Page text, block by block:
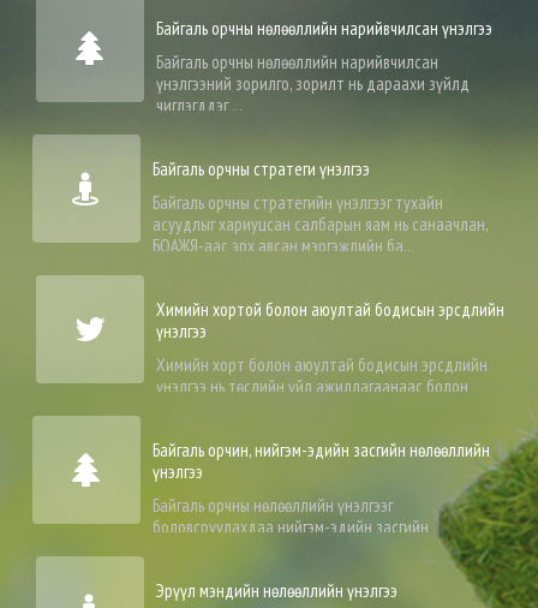
Байгаль орчны нөлөөллийн нарийвчилсан үнэлгээ
Байгаль орчны нөлөөллийн нарийвчилсан
үнэлгээний зорилго, зорилт нь дараахи зүйлд
чиглэгддэг ...
Байгаль орчны стратеги үнэлгээ
Байгаль орчны стратегийн үнэлгээг тухайн
асуудлыг хариуцсан салбарын яам нь санаачлан,
БОАЖЯ-аас эрх авсан мэргэжлийн ба...
Химийн хортой болон аюултай бодисын эрсдлийн
үнэлгээ
Химийн хорт болон аюултай бодисын эрсдлийн
үнэлгээ нь төслийн үйл ажиллагаанаас болон
Байгаль орчин, нийгэм-эдийн засгийн нөлөөллийн
үнэлгээ
Байгаль орчны нөлөөллийн үнэлгээг
боловсруулахдаа нийгэм-эдийн засгийн
Эрүүл мэндийн нөлөөллийн үнэлгээ